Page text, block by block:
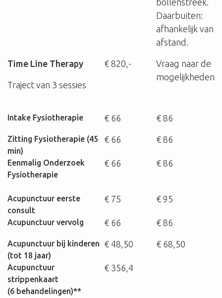
bollenstreek.
Daarbuiten:
afhankelijk van
afstand.
Time Line Therapy
Traject van 3 sessies
€ 820,-
Vraag naar de
mogelijkheden
Intake Fysiotherapie € 66 € 86
Zitting Fysiotherapie (45
min)
€ 66 € 86
Eenmalig Onderzoek
Fysiotherapie
€ 66 € 86
Acupunctuur eerste
consult
€ 75 € 95
Acupunctuur vervolg € 66 € 86
Acupunctuur bij kinderen
(tot 18 jaar)
€ 48,50 € 68,50
Acupunctuur
strippenkaart
(6 behandelingen)**
€ 356,4